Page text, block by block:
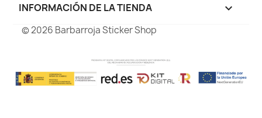
INFORMACIÓN DE LA TIENDA keyboard_arrow_down
© 2026 Barbarroja Sticker Shop